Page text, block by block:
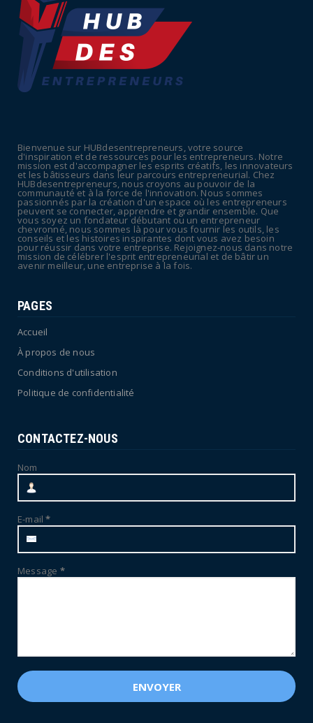
UNCATEGORIZED
Tabac : les ventes chutent, les recettes
fiscales
July 14, 2026
July 09, 2026
UNCATEGORIZED
La rentrée sera-t-elle chaude dans la
fonction publique ? Le...
July 08, 2026
Bienvenue sur HUBdesentrepreneurs, votre source
d'inspiration et de ressources pour les entrepreneurs. Notre
mission est d'accompagner les esprits créatifs, les innovateurs
et les bâtisseurs dans leur parcours entrepreneurial. Chez
HUBdesentrepreneurs, nous croyons au pouvoir de la
communauté et à la force de l'innovation. Nous sommes
passionnés par la création d'un espace où les entrepreneurs
peuvent se connecter, apprendre et grandir ensemble. Que
vous soyez un fondateur débutant ou un entrepreneur
chevronné, nous sommes là pour vous fournir les outils, les
conseils et les histoires inspirantes dont vous avez besoin
pour réussir dans votre entreprise. Rejoignez-nous dans notre
mission de célébrer l'esprit entrepreneurial et de bâtir un
avenir meilleur, une entreprise à la fois.
PAGES
Accueil
À propos de nous
Conditions d'utilisation
Politique de confidentialité
CONTACTEZ-NOUS
Nom
E-mail*
Message *